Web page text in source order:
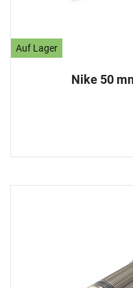
Auf Lager
Nike 50